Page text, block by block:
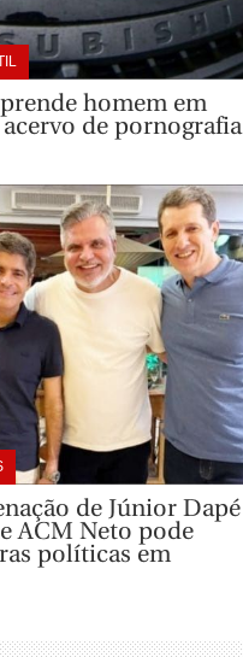
homem em
de pornografia
de Júnior Dapé
ACM Neto pode
políticas em